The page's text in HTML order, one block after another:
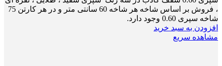
، فروش بر اساس شاخه هر شاخه 60 سانتی متر و در هر کارتن 75
شاخه سپری 0.60 وجود دارد.
افزودن به سبد خرید
مشاهده سریع